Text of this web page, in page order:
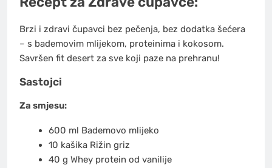
Brzi i zdravi čupavci bez pečenja, bez dodatka šećera
– s bademovim mlijekom, proteinima i kokosom.
Savršen fit desert za sve koji paze na prehranu!
Sastojci
Za smjesu:
600 ml Bademovo mlijeko
10 kašika Rižin griz
40 g Whey protein od vanilije